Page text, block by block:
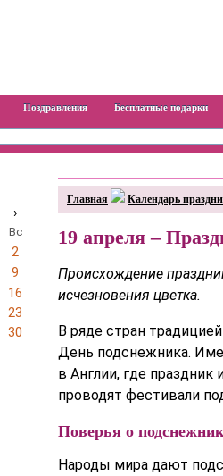
Поздравления Бесплатные подарки
Главная Календарь
19 апреля –
Происхождение
исчезновения цветка.
В ряде стран
День подснежника.
в Англии, где
проводят фестивали
Поверья о
Народы мира дают
›
Вс
2
9
16
23
30